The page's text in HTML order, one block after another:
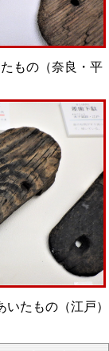
もの（奈良・平
たもの（江戸）